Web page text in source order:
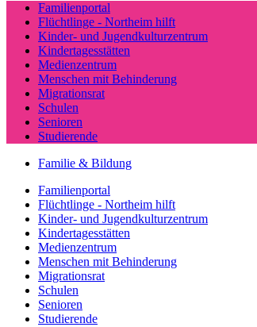
Familienportal
Flüchtlinge - Northeim hilft
Kinder- und Jugendkulturzentrum
Kindertagesstätten
Medienzentrum
Menschen mit Behinderung
Migrationsrat
Schulen
Senioren
Studierende
Familie & Bildung
Familienportal
Flüchtlinge - Northeim hilft
Kinder- und Jugendkulturzentrum
Kindertagesstätten
Medienzentrum
Menschen mit Behinderung
Migrationsrat
Schulen
Senioren
Studierende